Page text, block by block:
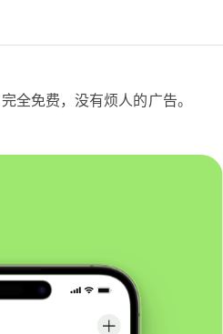
全免费，没有烦人的广告。